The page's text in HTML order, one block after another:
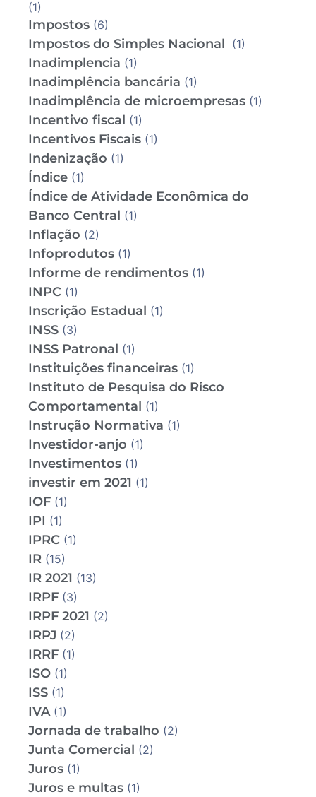
(1)
Impostos (6)
Impostos do Simples Nacional (1)
Inadimplencia (1)
Inadimplência bancária (1)
Inadimplência de microempresas (1)
Incentivo fiscal (1)
Incentivos Fiscais (1)
Indenização (1)
Índice (1)
Índice de Atividade Econômica do
Banco Central (1)
Inflação (2)
Infoprodutos (1)
Informe de rendimentos (1)
INPC (1)
Inscrição Estadual (1)
INSS (3)
INSS Patronal (1)
Instituições financeiras (1)
Instituto de Pesquisa do Risco
Comportamental (1)
Instrução Normativa (1)
Investidor-anjo (1)
Investimentos (1)
investir em 2021 (1)
IOF (1)
IPI (1)
IPRC (1)
IR (15)
IR 2021 (13)
IRPF (3)
IRPF 2021 (2)
IRPJ (2)
IRRF (1)
ISO (1)
ISS (1)
IVA(1)
Jornada de trabalho (2)
Junta Comercial (2)
Juros (1)
Juros e multas (1)